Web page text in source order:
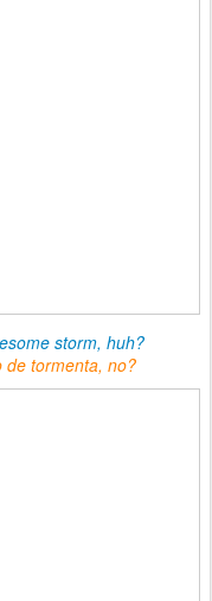
storm, huh?
de tormenta, no?